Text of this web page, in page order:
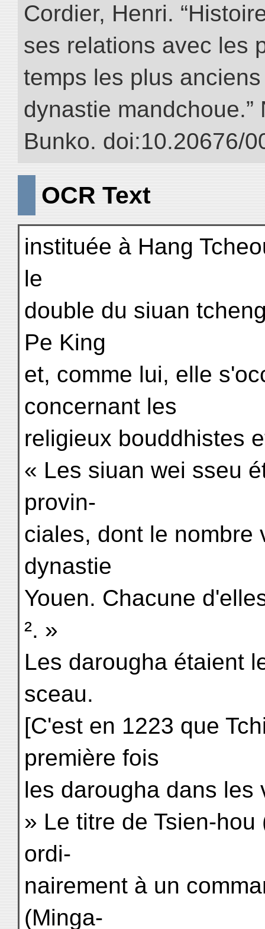
Cordier, Henri.
ses relations avec les
temps les plus
dynastie mandchoue.”
Bunko. doi:10.20676/
OCR Text
instituée à Hang
le
double du siuan
Pe King
et, comme lui, elle
concernant les
religieux bouddhistes
« Les siuan wei sseu
provin-
ciales, dont le nombre
dynastie
Youen. Chacune
². »
Les darougha étaient
sceau.
[C'est en 1223 que
première fois
les darougha dans les
» Le titre de Tsien-
ordi-
nairement à un
(Minga-